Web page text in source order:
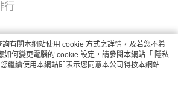
行
有關本網站使用 cookie 方式之詳情，及若您不希
如何變更電腦的 cookie 設定，請參閱本網站「 隱私
繼續使用本網站即表示您同意本公司得按本網站使
。